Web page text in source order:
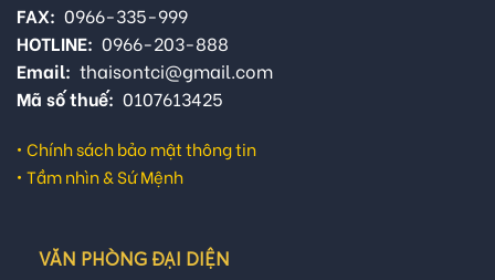
FAX: 0966-335-999
HOTLINE: 0966-203-888
Email: thaisontci@gmail.com
Mã số thuế: 0107613425
• Chính sách bảo mật thông tin
• Tầm nhìn & Sứ Mệnh
VĂN PHÒNG ĐẠI DIỆN